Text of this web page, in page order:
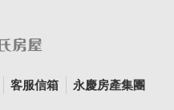
客服信箱 永慶房產集團